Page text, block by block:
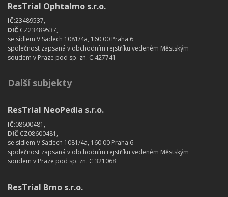
ResTrial Ophtalmo s.r.o.
IČ:23489537,
DIČ:CZ23489537,
se sídlem V Sadech 1081/4a, 160 00 Praha 6
společnost zapsaná v obchodním rejstříku vedeném Městským
soudem v Praze pod sp. zn. C 427741
Další subjekty
ResTrial NeoPedia s.r.o.
IČ:08600481,
DIČ:CZ08600481,
se sídlem V Sadech 1081/4a, 160 00 Praha 6
společnost zapsaná v obchodním rejstříku vedeném Městským
soudem v Praze pod sp. zn. C 321068
ResTrial Brno s.r.o.